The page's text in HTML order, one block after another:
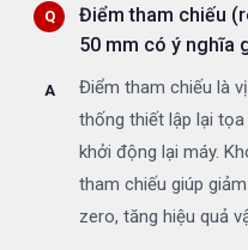
Điểm tham chiếu
50 mm có ý nghĩa
Điểm tham chiếu là
thống thiết lập lại
khởi động lại máy.
tham chiếu giúp
zero, tăng hiệu quả